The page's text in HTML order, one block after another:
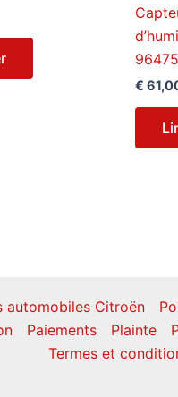
€
automobiles Citroën
Paiements Plainte
Termes et